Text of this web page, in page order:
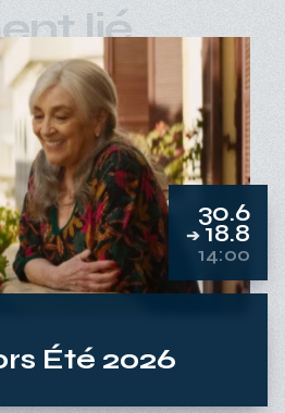
lié
30.6
➔ 18.8
14:00
Été 2026